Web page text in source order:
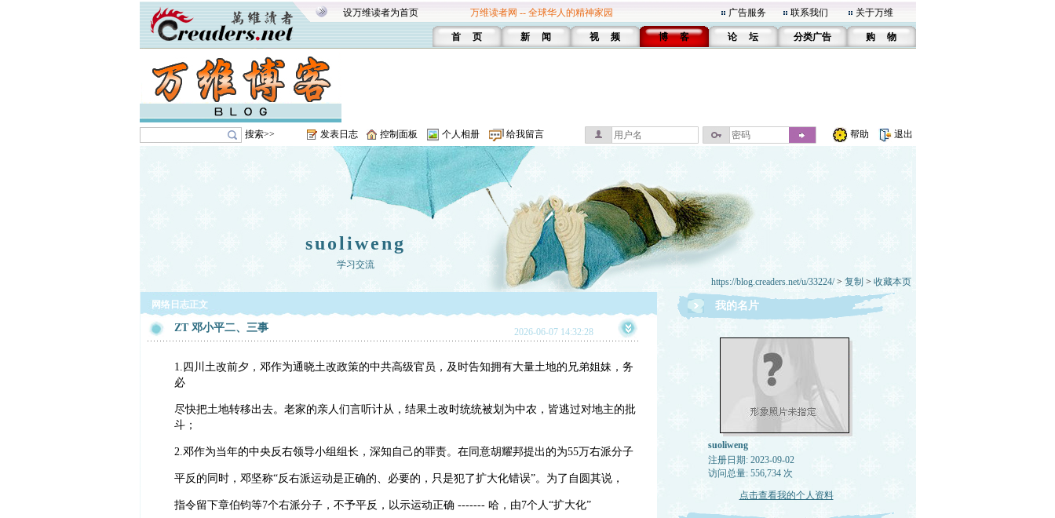
设万维读者为首页 万维读者网 -- 全球华人的精神家园 广告服务 联系我们 关于万维
首 页 新 闻 视 频 博 客 论 坛 分类广告 购 物
搜索>> 发表日志 控制面板 个人相册 给我留言 帮助 退出
suoliweng
学习交流
https://blog.creaders.net/u/33224/> 复制 > 收藏本页
网络日志正文
ZT 邓小平二、三事 2026-06-07 14:32:28
1.四川土改前夕，邓作为通晓土改政策的中共高级官员，及时告知拥有大量土地的兄弟姐妹，务
必
尽快把土地转移出去。老家的亲人们言听计从，结果土改时统统被划为中农，皆逃过对地主的批
斗；
2.邓作为当年的中央反右领导小组组长，深知自己的罪责。在同意胡耀邦提出的为55万右派分子
平反的同时，邓坚称“反右派运动是正确的、必要的，只是犯了扩大化错误”。为了自圆其说，
指令留下章伯钧等7个右派分子，不予平反，以示运动正确 ------- 哈，由7个人“扩大化”
我的名片
suoliweng
注册日期: 2023-09-02
访问总量: 556,734 次
点击查看我的个人资料